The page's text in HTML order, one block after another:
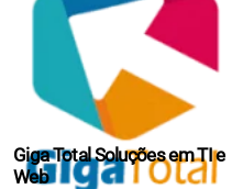
Giga Total Soluções em TI e
Web